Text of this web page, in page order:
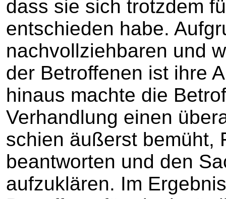
dass sie sich trotzdem
entschieden habe.
nachvollziehbaren und
der Betroffenen ist ihre
hinaus machte die
Verhandlung einen
schien äußerst bemüht,
beantworten und den
aufzuklären. Im